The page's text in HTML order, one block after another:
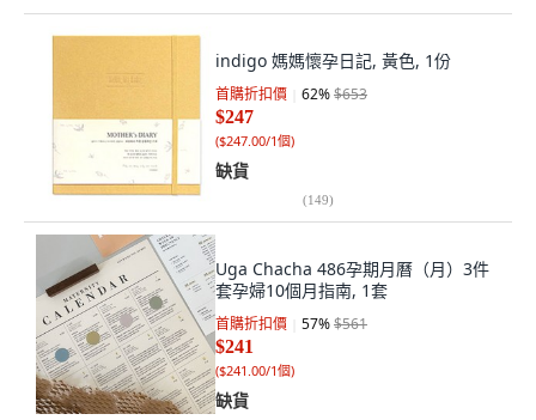
indigo 媽媽懷孕日記, 黃色, 1份
首購折扣價 62%$653
$247
($247.00/1個)
缺貨
(149)
Uga Chacha 486孕期月曆（月）3件
套孕婦10個月指南, 1套
首購折扣價 57%$561
$241
($241.00/1個)
缺貨